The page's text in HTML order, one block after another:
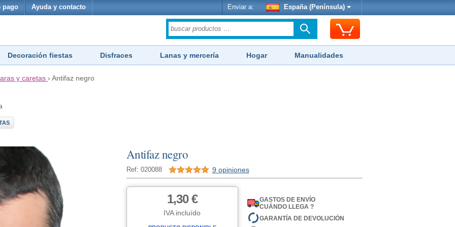
pago Ayuda y contacto Enviar a: España (Península)
Decoración fiestas Disfraces Lanas y mercería Hogar Manualidades
y caretas › Antifaz negro
Antifaz negro
Ref: 020088 9 opiniones
1,30 €
IVA incluído
GASTOS DE ENVÍO
CUÁNDO LLEGA ?
GARANTÍA DE DEVOLUCIÓN